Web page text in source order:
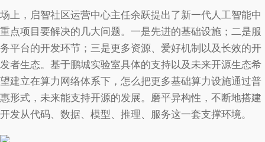
场上，启智社区运营中心主任余跃提出了新一代人工智能中
重点项目要解决的几大问题。一是先进的基础设施；二是服
务平台的开发环节；三是更多资源、爱好机制以及长效的开
发者生态。基于鹏城实验室具体的支持以及未来开源生态希
望建立在算力网络体系下，怎么把更多基础算力设施通过普
惠形式，未来能支持开源的发展。磨平异构性，不断地搭建
开发从代码、数据、模型、推理、服务这一套支撑环境。